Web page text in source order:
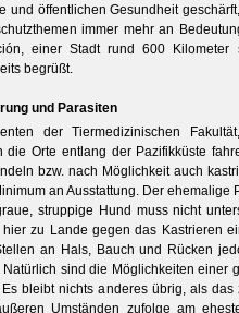
und öffentlichen Gesundheit
immer mehr an
einer Stadt rund 600 Kilometer
begrüßt.
und Parasiten
der Tiermedizinischen
die Orte entlang der Pazifikküste
bzw. nach Möglichkeit auch
an Ausstattung. Der ehemalige
struppige Hund muss nicht
zu Lande gegen das Kastrieren
an Hals, Bauch und Rücken
Natürlich sind die Möglichkeiten einer
bleibt nichts anderes übrig, als
Umständen zufolge am